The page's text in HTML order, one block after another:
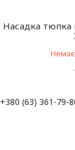
Насадка тюпка
Немає
+380 (63) 361-79-